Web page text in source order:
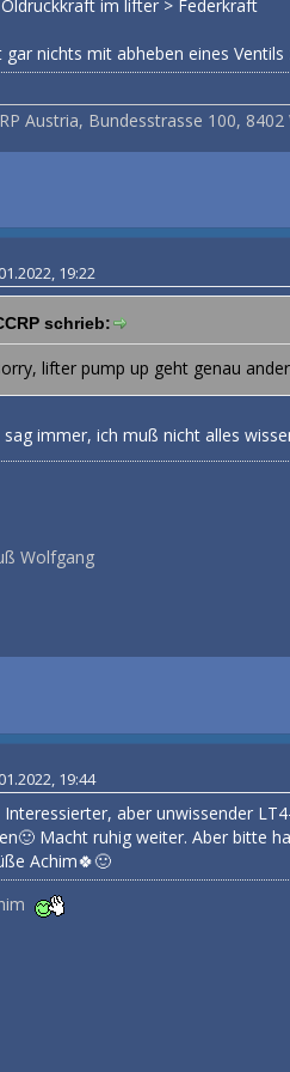
im lifter > Federkraft
gar nichts mit abheben eines Ventils
Austria, Bundesstrasse 100,
19:22
schrieb:
lifter pump up geht genau
sag immer, ich muß nicht alles
Wolfgang
19:44
Interessierter, aber unwissender
Macht ruhig weiter. Aber bitte
Achim🍀🙂